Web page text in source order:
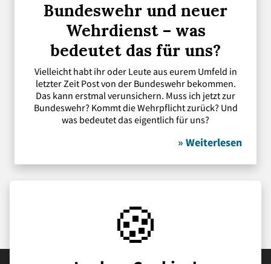
Bundeswehr und neuer
Wehrdienst – was
bedeutet das für uns?
Vielleicht habt ihr oder Leute aus eurem Umfeld in
letzter Zeit Post von der Bundeswehr bekommen.
Das kann erstmal verunsichern. Muss ich jetzt zur
Bundeswehr? Kommt die Wehrpflicht zurück? Und
was bedeutet das eigentlich für uns?
» Weiterlesen
🍪